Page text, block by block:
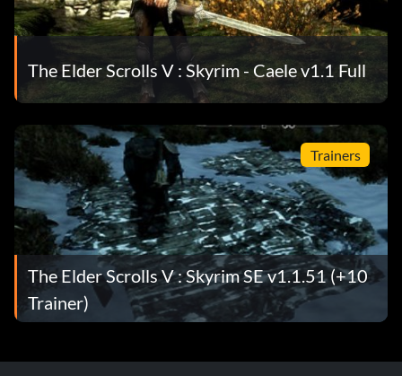
The Elder Scrolls V : Skyrim - Caele v1.1 Full
Trainers
The Elder Scrolls V : Skyrim SE v1.1.51 (+10
Trainer)